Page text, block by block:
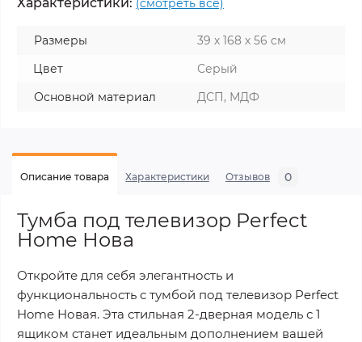
(смотреть все)
Размеры
39 х 168 х 56 см
Цвет
Серый
Основной материал
ДСП, МДФ
Описание товара Характеристики Отзывов 0
Тумба под телевизор Perfect
Home Нова
Откройте для себя элегантность и
функциональность с тумбой под телевизор Perfect
Home Новая. Эта стильная 2-дверная модель с 1
ящиком станет идеальным дополнением вашей